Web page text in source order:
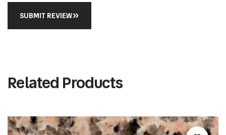
SUBMIT REVIEW
Related Products